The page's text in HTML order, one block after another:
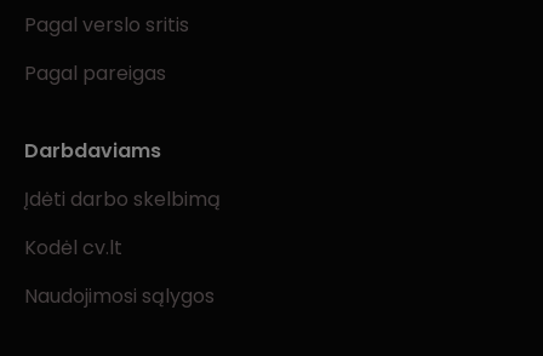
Pagal verslo sritis
Pagal pareigas
Darbdaviams
Įdėti darbo skelbimą
Kodėl cv.lt
Naudojimosi sąlygos